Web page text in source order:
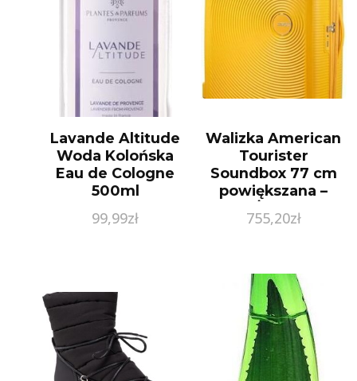
Lavande Altitude
Woda Kolońska
Eau de Cologne
500ml
99,99zł
Walizka American
Tourister
Soundbox 77 cm
powiększana –
755,20zł